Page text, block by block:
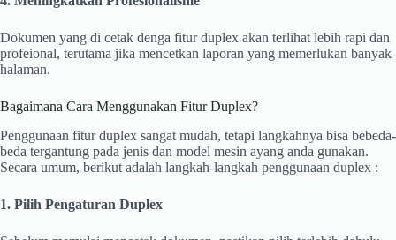
Dokumen yang di cetak denga fitur duplex akan terlihat lebih rapi dan
profeional, terutama jika mencetkan laporan yang memerlukan banyak
halaman.
Bagaimana Cara Menggunakan Fitur Duplex?
Penggunaan fitur duplex sangat mudah, tetapi langkahnya bisa bebeda-
beda tergantung pada jenis dan model mesin ayang anda gunakan.
Secara umum, berikut adalah langkah-langkah penggunaan duplex :
1. Pilih Pengaturan Duplex